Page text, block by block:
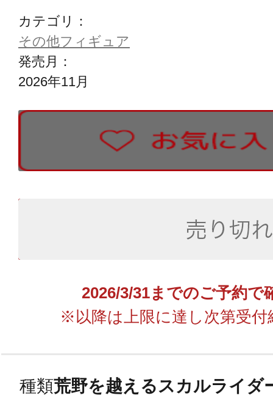
カテゴリ：
その他フィギュア
発売月：
2026年11月
2026/3/31までのご予約で
※以降は上限に達し次第受付
種類荒野を越えるスカルライダ